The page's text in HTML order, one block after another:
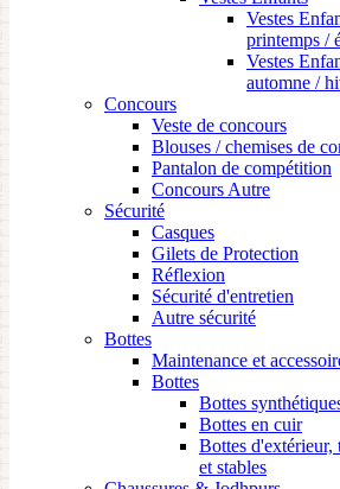
Vestes
printemps /
Vestes
automne /
Concours
Veste de concours
Blouses / chemises de
Pantalon de compétition
Concours Autre
Sécurité
Casques
Gilets de Protection
Réflexion
Sécurité d'entretien
Autre sécurité
Bottes
Maintenance et
Bottes
Bottes
Bottes en cuir
Bottes d'extérieur,
et stables